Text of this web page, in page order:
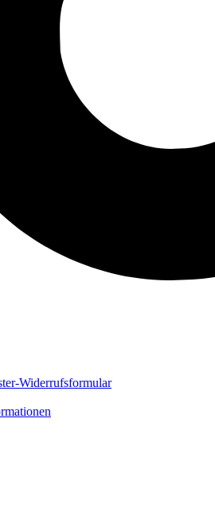
Widerrufsformular